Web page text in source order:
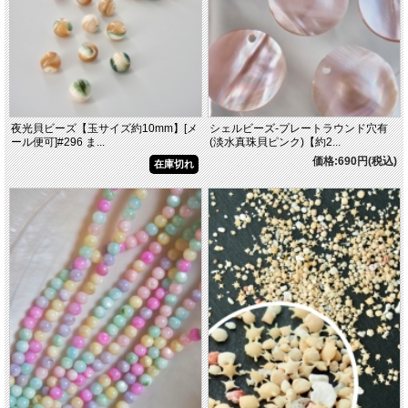
夜光貝ビーズ【玉サイズ約10mm】[メ
ール便可]#296 ま...
在庫切れ
シェルビーズ-プレートラウンド穴有
(淡水真珠貝ピンク)【約2...
価格:690円(税込)